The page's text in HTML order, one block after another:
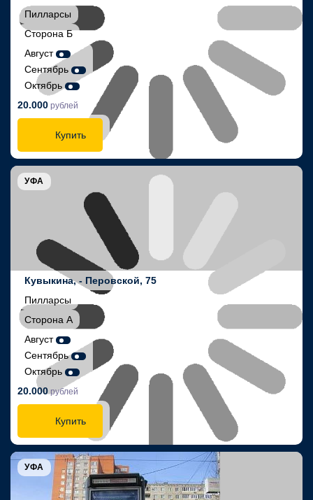
Пилларсы
Сторона Б
Август
Сентябрь
Октябрь
20.000 рублей
Купить
УФА
Кувыкина, - Перовской, 75
Пилларсы
Сторона А
Август
Сентябрь
Октябрь
20.000 рублей
Купить
УФА